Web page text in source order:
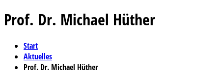
Prof. Dr. Michael Hüther
Start
Aktuelles
Prof. Dr. Michael Hüther